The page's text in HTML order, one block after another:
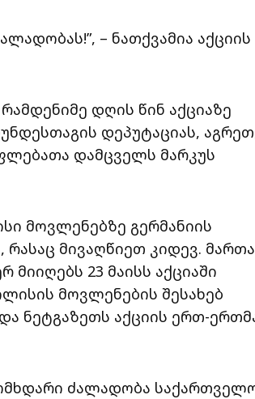
– ნათქვამია აქციის
დღის წინ აქციაზე
დეპუტაციას,
დამცველს მარკუს
მოვლენებზე გერმანიის
მივაღწიეთ კიდევ.
23 მაისს აქციაში
მოვლენების შესახებ
ნეტგაზეთს აქციის ერთ-
ძალადობა